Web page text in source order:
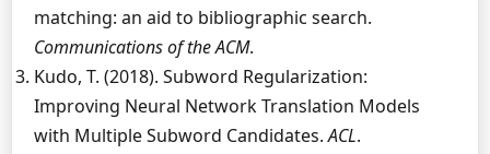
matching: an aid to bibliographic search.
Communications of the ACM.
Kudo, T. (2018). Subword Regularization:
Improving Neural Network Translation Models
with Multiple Subword Candidates.ACL.